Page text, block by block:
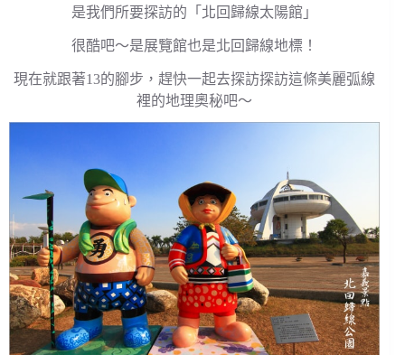
是我們所要探訪的「北回歸線太陽館」
很酷吧～是展覽館也是北回歸線地標！
現在就跟著13的腳步，趕快一起去探訪探訪這條美麗弧線
裡的地理奧秘吧～